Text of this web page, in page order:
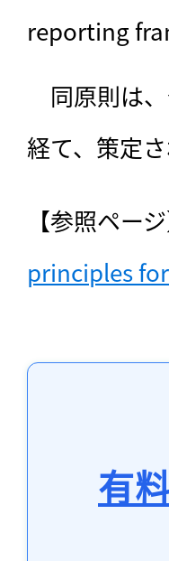
reporting
同原則は
経て、策定さ
【参照ページ
principles
有